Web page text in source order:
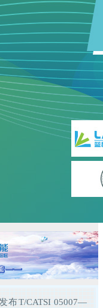
布T/CATSI 05007—